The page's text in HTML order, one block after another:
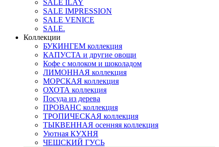
SALE ILAY
SALE IMPRESSION
SALE VENICE
SALE.
Коллекции
БУКИНГЕМ коллекция
КАПУСТА и другие овощи
Кофе с молоком и шоколадом
ЛИМОННАЯ коллекция
МОРСКАЯ коллекция
ОХОТА коллекция
Посуда из дерева
ПРОВАНС коллекция
ТРОПИЧЕСКАЯ коллекция
ТЫКВЕННАЯ осенняя коллекция
Уютная КУХНЯ
ЧЕШСКИЙ ГУСЬ